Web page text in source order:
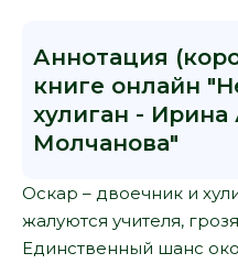
Аннотация
книге онлайн
хулиган - Ирина
Молчанова"
Оскар – двоечник и
жалуются учителя,
Единственный шанс